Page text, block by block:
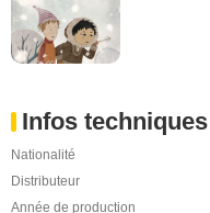
Infos techniques
Nationalité
Distributeur
Année de production